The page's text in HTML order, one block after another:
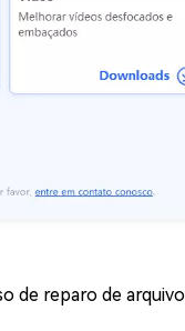
de reparo de